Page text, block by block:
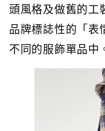
頭風格及做舊的工
品牌標誌性的「表
不同的服飾單品中